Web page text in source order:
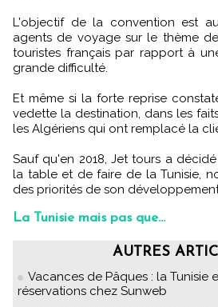
L'objectif de la convention est
agents de voyage sur le thème
touristes français par rapport à
grande difficulté.
Et même si la forte reprise
vedette la destination, dans les
les Algériens qui ont remplacé la
Sauf qu'en 2018, Jet tours a
la table et de faire de la Tunisie,
des priorités de son
La Tunisie mais pas que...
AUTRES
Vacances de Pâques : la Tunisie
réservations chez Sunweb